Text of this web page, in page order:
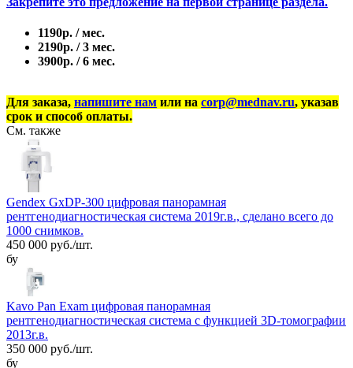
1190р. / мес.
2190р. / 3 мес.
3900р. / 6 мес.
Для заказа, напишите нам или на corp@mednav.ru, указав
срок и способ оплаты.
См. также
Gendex GxDP-300 цифровая панорамная
рентгенодиагностическая система 2019г.в., сделано всего до
1000 снимков.
450 000 руб./шт.
бу
Kavo Pan Exam цифровая панорамная
рентгенодиагностическая система с функцией 3D-томографии
2013г.в.
350 000 руб./шт.
бу